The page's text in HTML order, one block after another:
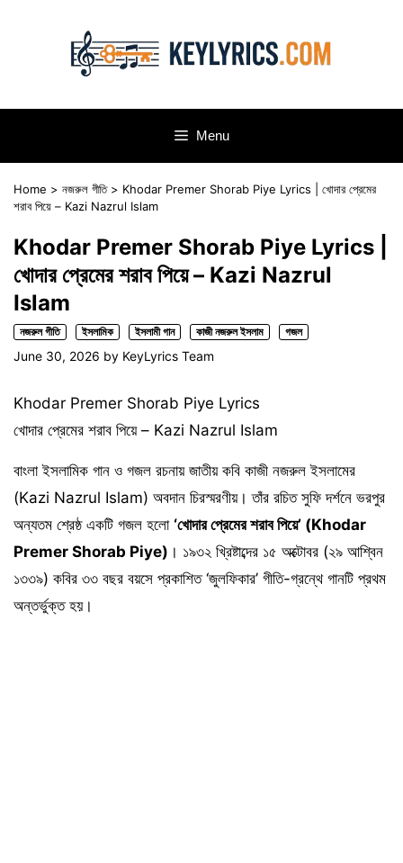
Menu
Home > নজরুল গীতি> Khodar Premer Shorab Piye Lyrics | খোদার প্রেমের
শরাব পিয়ে – Kazi Nazrul Islam
Khodar Premer Shorab Piye Lyrics |
খোদার প্রেমের শরাব পিয়ে – Kazi Nazrul
Islam
নজরুল গীতি ইসলামিক ইসলামী গান কাজী নজরুল ইসলাম গজল
June 30, 2026 by KeyLyrics Team
Khodar Premer Shorab Piye Lyrics
খোদার প্রেমের শরাব পিয়ে – Kazi Nazrul Islam
বাংলা ইসলামিক গান ও গজল রচনায় জাতীয় কবি কাজী নজরুল ইসলামের
(Kazi Nazrul Islam) অবদান চিরস্মরণীয়। তাঁর রচিত সুফি দর্শনে ভরপুর
অন্যতম শ্রেষ্ঠ একটি গজল হলো ‘খোদার প্রেমের শরাব পিয়ে’ (Khodar
Premer Shorab Piye) । ১৯৩২ খ্রিষ্টাব্দের ১৫ অক্টোবর (২৯ আশ্বিন
১৩৩৯) কবির ৩৩ বছর বয়সে প্রকাশিত ‘জুলফিকার’ গীতি-গ্রন্থে গানটি প্রথম
অন্তর্ভুক্ত হয়।